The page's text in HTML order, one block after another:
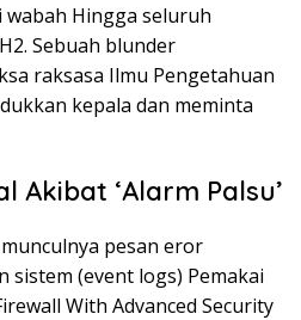
Hingga seluruh
Sebuah blunder
raksasa Ilmu Pengetahuan
kepala dan meminta
Akibat ‘Alarm Palsu’
pesan eror
sistem (event logs) Pemakai
With Advanced Security